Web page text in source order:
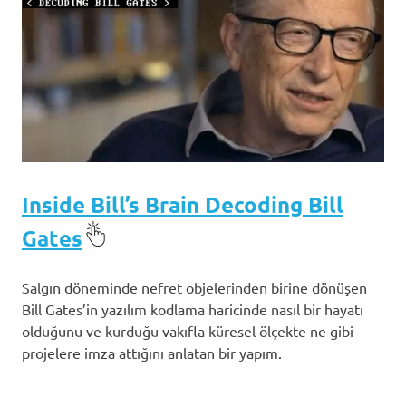
Inside Bill’s Brain Decoding Bill
Gates
Salgın döneminde nefret objelerinden birine dönüşen
Bill Gates’in yazılım kodlama haricinde nasıl bir hayatı
olduğunu ve kurduğu vakıfla küresel ölçekte ne gibi
projelere imza attığını anlatan bir yapım.